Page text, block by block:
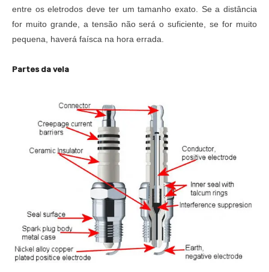
entre os eletrodos deve ter um tamanho exato. Se a distância
for muito grande, a tensão não será o suficiente, se for muito
pequena, haverá faísca na hora errada.
Partes da vela